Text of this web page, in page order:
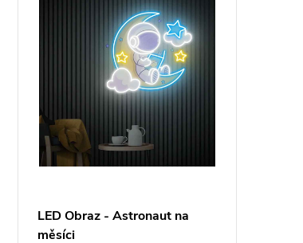
LED Obraz - Astronaut na
měsíci